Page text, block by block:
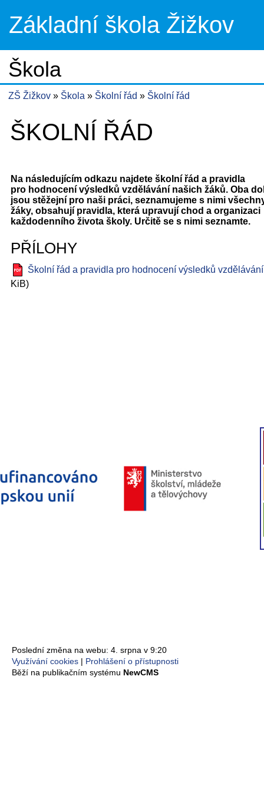
Základní škola Žižkov
Škola
ZŠ Žižkov Škola Školní řád Školní řád
ŠKOLNÍ ŘÁD
Na následujícím odkazu najdete školní řád a pravidla
pro hodnocení výsledků vzdělávání našich žáků. Oba
jsou stěžejní pro naši práci, seznamujeme s nimi
žáky, obsahují pravidla, která upravují chod a organizaci
každodenního života školy. Určitě se s nimi seznamte.
PŘÍLOHY
Školní řád a pravidla pro hodnocení výsledků vzdělávání
KiB)
Poslední změna na webu: 4. srpna v 9:20
Využívání cookies
Prohlášení o přístupnosti
Běží na publikačním systému NewCMS